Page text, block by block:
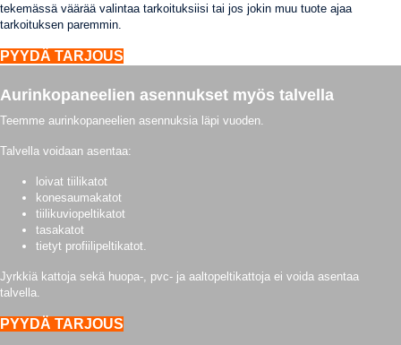
tekemässä väärää valintaa tarkoituksiisi tai jos jokin muu tuote ajaa
tarkoituksen paremmin.
PYYDÄ TARJOUS
Aurinkopaneelien asennukset myös talvella
Teemme aurinkopaneelien asennuksia läpi vuoden.
Talvella voidaan asentaa:
loivat tiilikatot
konesaumakatot
tiilikuviopeltikatot
tasakatot
tietyt profiilipeltikatot.
Jyrkkiä kattoja sekä huopa-, pvc- ja aaltopeltikattoja ei voida asentaa
talvella.
PYYDÄ TARJOUS